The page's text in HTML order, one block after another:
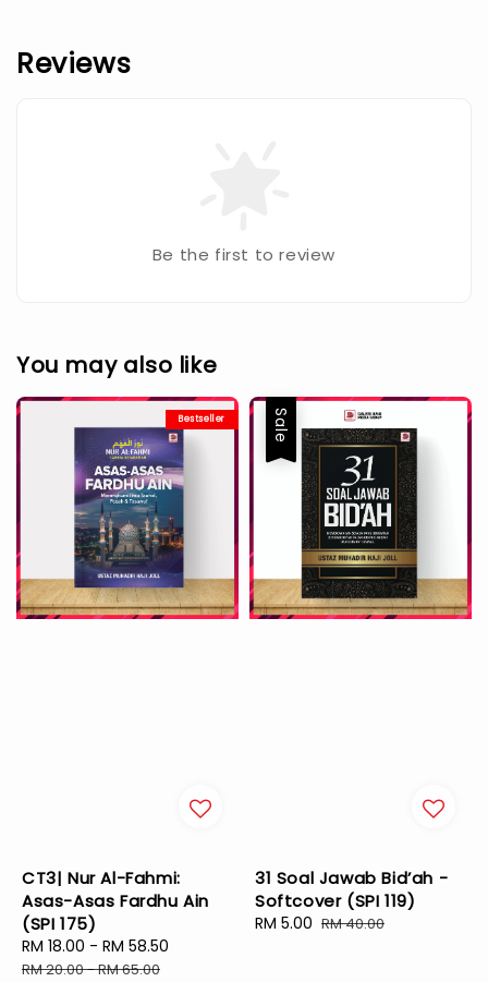
Reviews
Be the first to review
You may also like
Bestseller
CT3| Nur Al-Fahmi:
Asas-Asas Fardhu Ain
(SPI 175)
Sale
price
RM 18.00 - RM 58.50
RM 20.00-RM 65.00
Sale
31 Soal Jawab Bid’ah -
Softcover (SPI 119)
Sale
RM 5.00 Regular
RM 40.00